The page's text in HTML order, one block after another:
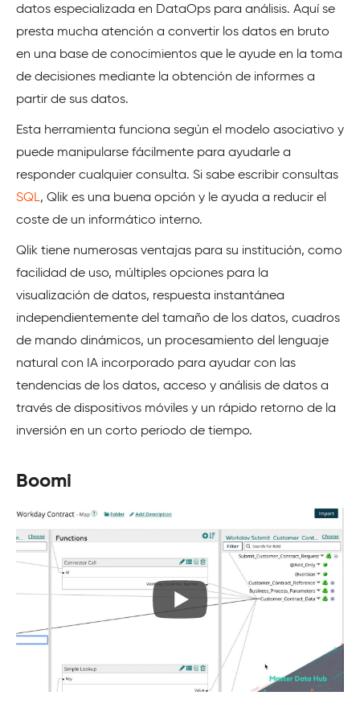
datos especializada en DataOps para análisis. Aquí se
presta mucha atención a convertir los datos en bruto
en una base de conocimientos que le ayude en la toma
de decisiones mediante la obtención de informes a
partir de sus datos.
Esta herramienta funciona según el modelo asociativo y
puede manipularse fácilmente para ayudarle a
responder cualquier consulta. Si sabe escribir consultas
SQL, Qlik es una buena opción y le ayuda a reducir el
coste de un informático interno.
Qlik tiene numerosas ventajas para su institución, como
facilidad de uso, múltiples opciones para la
visualización de datos, respuesta instantánea
independientemente del tamaño de los datos, cuadros
de mando dinámicos, un procesamiento del lenguaje
natural con IA incorporado para ayudar con las
tendencias de los datos, acceso y análisis de datos a
través de dispositivos móviles y un rápido retorno de la
inversión en un corto periodo de tiempo.
Boomi